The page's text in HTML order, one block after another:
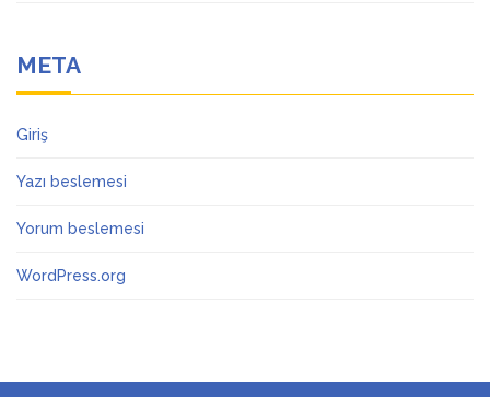
META
Giriş
Yazı beslemesi
Yorum beslemesi
WordPress.org